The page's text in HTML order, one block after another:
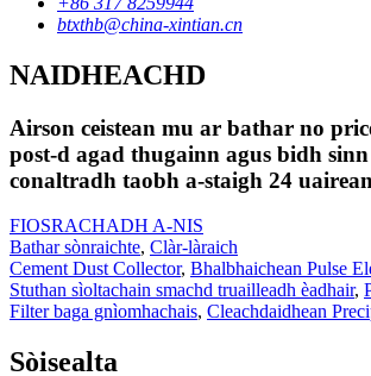
btxthb@china-xintian.cn
NAIDHEACHD
Airson ceistean mu ar bathar no
post-d agad thugainn agus bidh
conaltradh taobh a-staigh 24
FIOSRACHADH A-NIS
Bathar sònraichte, Clàr-làraich
Cement Dust Collector, Bhalbhaichean Pulse
Stuthan sìoltachain smachd truailleadh èadhair,
Filter baga gnìomhachais, Cleachdaidhean
Sòisealta